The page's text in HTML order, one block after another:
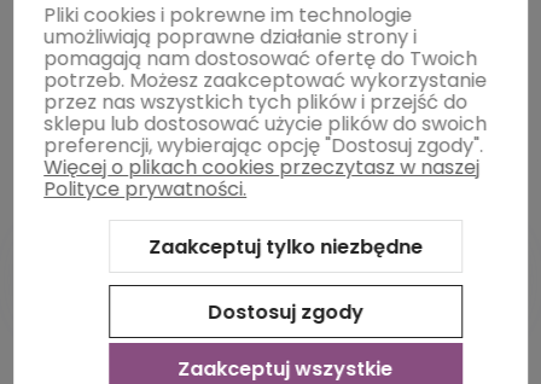
Informacje
O nas
Sklep internetowy Shoper Premium
Szablon Shoper Modern
3.0™od GrowCommerce
Pliki cookies i pokrewne im technologie
umożliwiają poprawne działanie strony i
pomagają nam dostosować ofertę do Twoich
potrzeb. Możesz zaakceptować wykorzystanie
przez nas wszystkich tych plików i przejść do
sklepu lub dostosować użycie plików do swoich
preferencji, wybierając opcję "Dostosuj zgody".
Więcej o plikach cookies przeczytasz w naszej
Polityce prywatności.
Zaakceptuj tylko niezbędne
Dostosuj zgody
Zaakceptuj wszystkie